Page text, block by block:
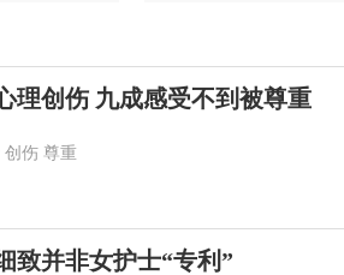
理创伤 九成感受不到被尊重
创伤 尊重
致并非女护士“专利”